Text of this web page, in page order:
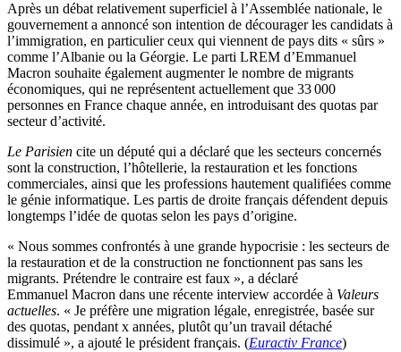
Après un débat relativement superficiel à l’Assemblée nationale, le
gouvernement a annoncé son intention de décourager les candidats à
l’immigration, en particulier ceux qui viennent de pays dits « sûrs »
comme l’Albanie ou la Géorgie. Le parti LREM d’Emmanuel
Macron souhaite également augmenter le nombre de migrants
économiques, qui ne représentent actuellement que 33 000
personnes en France chaque année, en introduisant des quotas par
secteur d’activité.
Le Parisien cite un député qui a déclaré que les secteurs concernés
sont la construction, l’hôtellerie, la restauration et les fonctions
commerciales, ainsi que les professions hautement qualifiées comme
le génie informatique. Les partis de droite français défendent depuis
longtemps l’idée de quotas selon les pays d’origine.
« Nous sommes confrontés à une grande hypocrisie : les secteurs de
la restauration et de la construction ne fonctionnent pas sans les
migrants. Prétendre le contraire est faux », a déclaré
Emmanuel Macron dans une récente interview accordée à Valeurs
actuelles. « Je préfère une migration légale, enregistrée, basée sur
des quotas, pendant x années, plutôt qu’un travail détaché
dissimulé », a ajouté le président français. (Euractiv France)